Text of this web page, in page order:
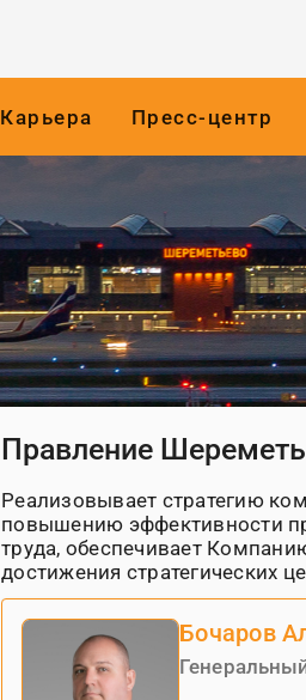
Карьера Пресс-центр
Правление
Реализовывает стратегию
повышению эффективности
труда, обеспечивает
достижения стратегических
Бочаров